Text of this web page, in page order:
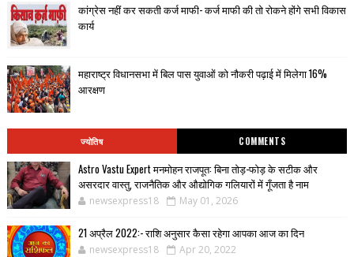
कांग्रेस नहीं कर सकती कर्ज माफी- कर्ज माफी की तो रोकने होंगे सभी विकास
कार्य
महाराष्ट्र विधानसभा में बिल पास युवाओं को नौकरी पढ़ाई में मिलेगा 16%
आरक्षण
ज्योतिष COMMENTS
Astro Vastu Expert मनमोहन राजपूत: बिना तोड़-फोड़ के सटीक और
असरदार वास्तु, राजनैतिक और औद्योगिक गलियारों में गूँजता है नाम
newsexpress18 May 01, 2026
21 अप्रैल 2022:- राशि अनुसार कैसा रहेगा आपका आज का दिन
newsexpress18 Apr 20, 2022